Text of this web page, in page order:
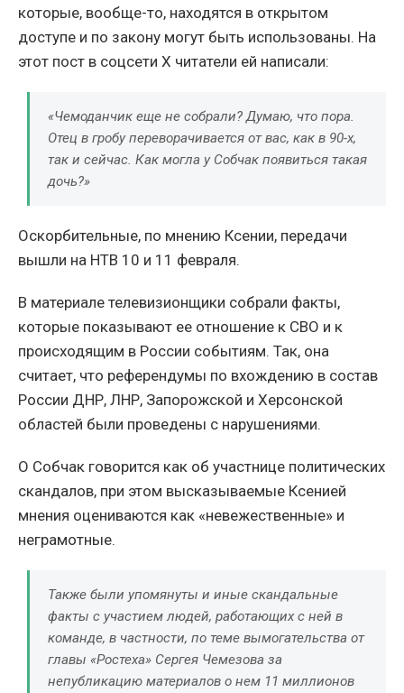
которые, вообще-то, находятся в открытом
доступе и по закону могут быть использованы. На
этот пост в соцсети Х читатели ей написали:
«Чемоданчик еще не собрали? Думаю, что пора.
Отец в гробу переворачивается от вас, как в 90-х,
так и сейчас. Как могла у Собчак появиться такая
дочь?»
Оскорбительные, по мнению Ксении, передачи
вышли на НТВ 10 и 11 февраля.
В материале телевизионщики собрали факты,
которые показывают ее отношение к СВО и к
происходящим в России событиям. Так, она
считает, что референдумы по вхождению в состав
России ДНР, ЛНР, Запорожской и Херсонской
областей были проведены с нарушениями.
О Собчак говорится как об участнице политических
скандалов, при этом высказываемые Ксенией
мнения оцениваются как «невежественные» и
неграмотные.
Также были упомянуты и иные скандальные
факты с участием людей, работающих с ней в
команде, в частности, по теме вымогательства от
главы «Ростеха» Сергея Чемезова за
непубликацию материалов о нем 11 миллионов